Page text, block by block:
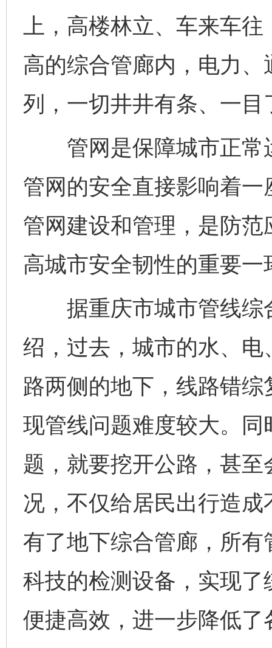
上，高楼林立、车来车
高的综合管廊内，电力
列，一切井井有条、一目
管网是保障城市正常
管网的安全直接影响着
管网建设和管理，是防
高城市安全韧性的重要一
据重庆市城市管线综
绍，过去，城市的水、
路两侧的地下，线路错
现管线问题难度较大。
题，就要挖开公路，甚
况，不仅给居民出行造
有了地下综合管廊，所有
科技的检测设备，实现
便捷高效，进一步降低了